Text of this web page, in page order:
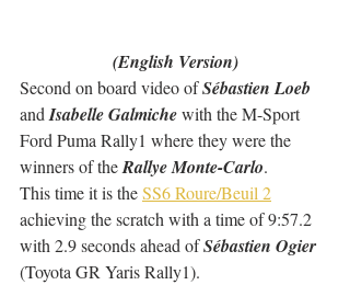
(English Version)
Second on board video of Sébastien Loeb
and Isabelle Galmiche with the M-Sport
Ford Puma Rally1 where they were the
winners of the Rallye Monte-Carlo.
This time it is the SS6 Roure/Beuil 2
achieving the scratch with a time of 9:57.2
with 2.9 seconds ahead of Sébastien Ogier
(Toyota GR Yaris Rally1).